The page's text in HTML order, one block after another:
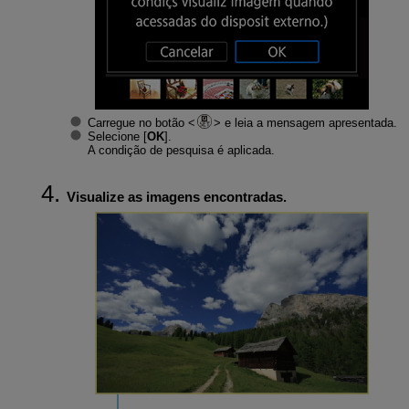
Carregue no botão
e leia a mensagem apresentada.
Selecione [OK].
A condição de pesquisa é aplicada.
Visualize as imagens encontradas.